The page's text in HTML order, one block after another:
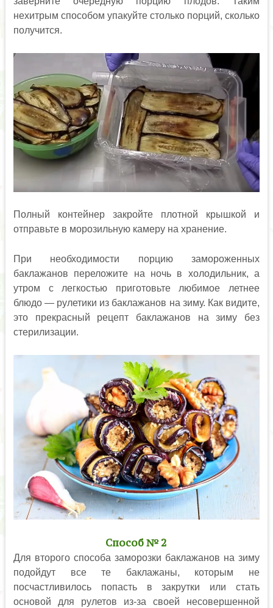
нехитрым способом упакуйте столько порций, сколько
получится.
Полный контейнер закройте плотной крышкой и
отправьте в морозильную камеру на хранение.
При необходимости порцию замороженных
баклажанов переложите на ночь в холодильник, а
утром с легкостью приготовьте любимое летнее
блюдо — рулетики из баклажанов на зиму. Как видите,
это прекрасный рецепт баклажанов на зиму без
стерилизации.
Способ № 2
Для второго способа заморозки баклажанов на зиму
подойдут все те баклажаны, которым не
посчастливилось попасть в закрутки или стать
основой для рулетов из-за своей несовершенной